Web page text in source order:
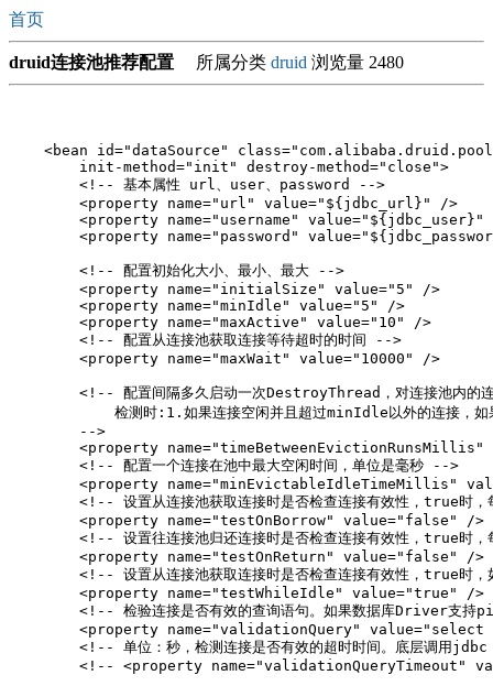
首页
druid连接池推荐配置 所属分类 druid 浏览量 2480
<bean id="dataSource"
        init-method="init" destroy-method="close">
        <!-- 基本属性 url、user、password -->
        <property name="url" value="${jdbc_url}" />
<property name="username" value="${jdbc_user}"
<property name="password"
        <!-- 配置初始化大小、最小、最大 -->
        <property name="initialSize" value="5" />
        <property name="minIdle" value="5" />
        <property name="maxActive" value="10" />
        <!-- 配置从连接池获取连接等待超时的时间 -->
        <property name="maxWait" value="10000" />
<!-- 配置间隔多久启动一次DestroyThread，对连接池内的连
检测时:1.如果连接空闲并且超过minIdle以外的连接，
        -->
<property name="timeBetweenEvictionRunsMillis"
        <!-- 配置一个连接在池中最大空闲时间，单位是毫秒 -->
<property name="minEvictableIdleTimeMillis"
<!-- 设置从连接池获取连接时是否检查连接有效性，true时
        <property name="testOnBorrow" value="false" />
<!-- 设置往连接池归还连接时是否检查连接有效性，true时
        <property name="testOnReturn" value="false" />
<!-- 设置从连接池获取连接时是否检查连接有效性，true
        <property name="testWhileIdle" value="true" />
<!-- 检验连接是否有效的查询语句。如果数据库Driver支
<property name="validationQuery" value="select
<!-- 单位：秒，检测连接是否有效的超时时间。底层调
<!-- <property name="validationQueryTimeout"